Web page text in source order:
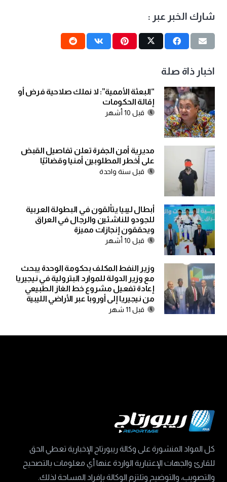
شارك الخبر عبر :
اخبار ذاة صلة
“البعثة الأممية”: لا نملك صلاحية فرض أو
إقالة الحكومات
قبل 10 أشهر
مديرية أمن الجفرة تعلن تفاصيل القبض
على أخطر المطلوبين أمنيا وقضائيًا
قبل سنة واحدة
أبطال ليبيا يتألقون في البطولة العربية
للجودو للناشئين والرجال في العراق
ويحققون إنجازات مميزة
قبل 10 أشهر
وزير النفط المكلف بحكومة الوحدة يبحث
مع وزير الدولة للموارد البترولية في نيجيريا
إعادة تفعيل مشروع خط الغاز الطبيعي
من نيجيريا إلى أوروبا عبر الأراضي الليبية
قبل 11 شهر
كل المواد المنشورة على وكالة ريبورتاج الإخبارية تعطي الحق
للقارئ والجهات الإعتبارية الواردة عنها أي معلومات بالتصحيح
والتصويب، والتوضيح وتلتزم الوكالة بإفراد المساحة لذلك.